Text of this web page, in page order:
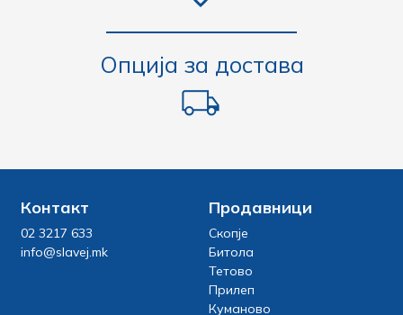
Опција за достава
Контакт
02 3217 633
info@slavej.mk
Продавници
Скопје
Битола
Тетово
Прилеп
Куманово